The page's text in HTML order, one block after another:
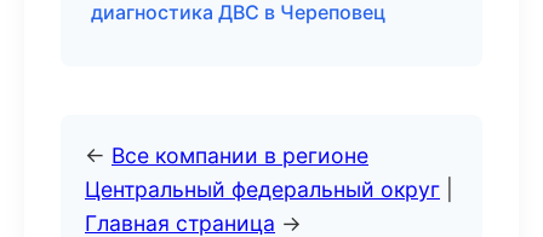
диагностика ДВС в Череповец
← Все компании в регионе
Центральный федеральный округ
Главная страница →